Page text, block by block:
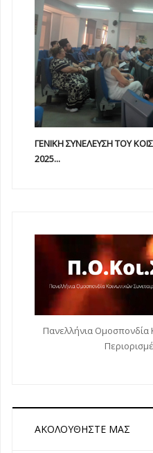
ΓΕΝΙΚΗ ΣΥΝΕΛΕΥΣΗ ΤΟΥ
2025...
Πανελλήνια Ομοσπονδία
ΑΚΟΛΟΥΘΉΣΤΕ ΜΑΣ